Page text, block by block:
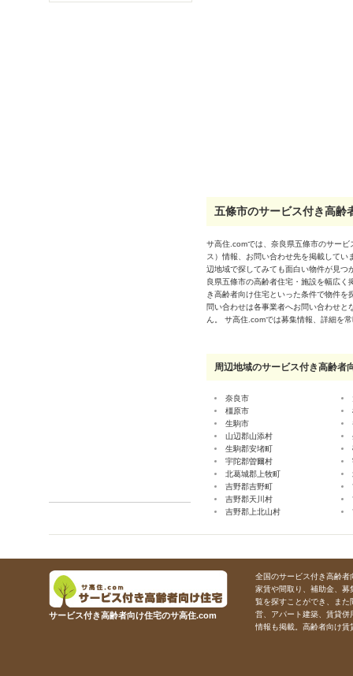
五條市のサービス付き高齢
サ高住.comでは、奈良県五條市のサー
ス）情報、お問い合わせ先を掲載して
辺地域で探してみても面白い物件が見つ
良県五條市の高齢者住宅・施設を幅広
き高齢者向け住宅といった条件で物件
問い合わせは各事業者へお問い合わせ
ん。 サ高住.comでは募集情報、詳細を
周辺地域のサービス付き高齢者
奈良市
橿原市
生駒市
山辺郡山添村
生駒郡安堵町
宇陀郡曽爾村
北葛城郡上牧町
吉野郡吉野町
吉野郡天川村
吉野郡上北山村
サービス付き高齢者向け住宅のサ高住.com
全国のサービス付き高齢
家賃や間取り、補助金、
覧を探すことができ、ま
営、アパート建築、賃貸
情報も掲載。高齢者向け